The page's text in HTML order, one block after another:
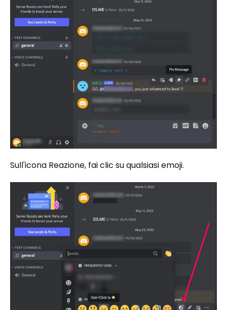
Sull'icona Reazione, fai clic su qualsiasi emoji.